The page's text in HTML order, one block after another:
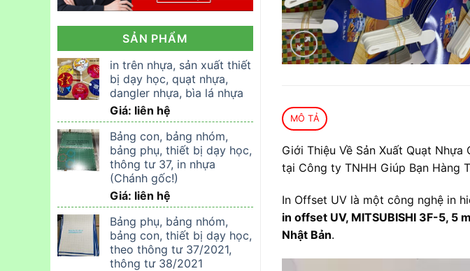
SẢN PHẨM
in trên nhựa, sản xuất thiết
bị dạy học, quạt nhựa,
dangler nhựa, bìa lá nhựa
Giá: liên hệ
Bảng con, bảng nhóm,
bảng phụ, thiết bị dạy học,
thông tư 37, in nhựa
(Chánh gốc!)
Giá: liên hệ
Bảng phụ, bảng nhóm,
bảng con, thiết bị dạy học,
theo thông tư 37/2021,
thông tư 38/2021
MÔ TẢ
Giới Thiệu Về Sản Xuất Quạt
tại Công ty TNHH Giúp Bạn Hàng
In Offset UV là một công nghệ in
in offset UV, MITSUBISHI 3F-5, 5
Nhật Bản.